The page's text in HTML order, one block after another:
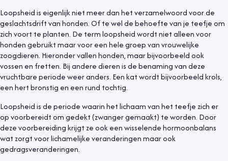
Loopsheid is eigenlijk niet meer dan het verzamelwoord voor de
geslachtsdrift van honden. Of te wel de behoefte van je teefje om
zich voort te planten. De term loopsheid wordt niet alleen voor
honden gebruikt maar voor een hele groep van vrouwelijke
zoogdieren. Hieronder vallen honden, maar bijvoorbeeld ook
vossen en fretten. Bij andere dieren is de benaming van deze
vruchtbare periode weer anders. Een kat wordt bijvoorbeeld krols,
een hert bronstig en een rund tochtig.
Loopsheid is de periode waarin het lichaam van het teefje zich er
op voorbereidt om gedekt (zwanger gemaakt) te worden. Door
deze voorbereiding krijgt ze ook een wisselende hormoonbalans
wat zorgt voor lichamelijke veranderingen maar ook
gedragsveranderingen.